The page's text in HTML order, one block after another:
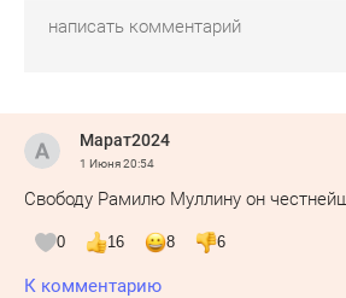
Марат2024
1 Июня20:54
Свободу Рамилю Муллину он
0 16 8 6
К комментарию